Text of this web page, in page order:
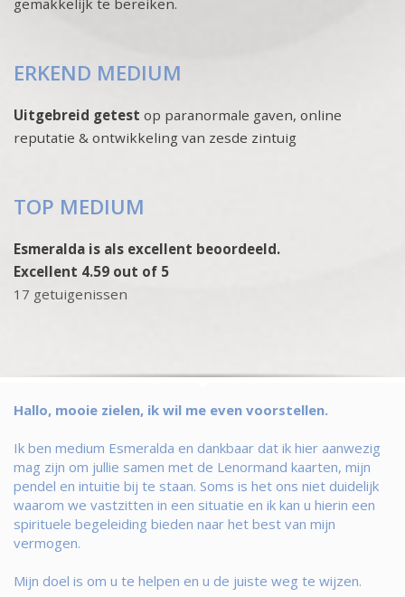
ERKEND MEDIUM
Uitgebreid getest op paranormale gaven, online
reputatie & ontwikkeling van zesde zintuig
TOP MEDIUM
Esmeralda is als excellent beoordeeld.
Excellent 4.59 out of 5
17 getuigenissen
Hallo, mooie zielen, ik wil me even voorstellen.
Ik ben medium Esmeralda en dankbaar dat ik hier aanwezig
mag zijn om jullie samen met de Lenormand kaarten, mijn
pendel en intuitie bij te staan. Soms is het ons niet duidelijk
waarom we vastzitten in een situatie en ik kan u hierin een
spirituele begeleiding bieden naar het best van mijn
vermogen.
Mijn doel is om u te helpen en u de juiste weg te wijzen.